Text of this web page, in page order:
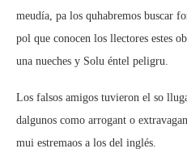
meudía, pa los quhabremos buscar
pol que conocen los llectores estes
una nueches y Solu éntel peligru.
Los falsos amigos tuvieron el so
dalgunos como arrogant o
mui estremaos a los del inglés.